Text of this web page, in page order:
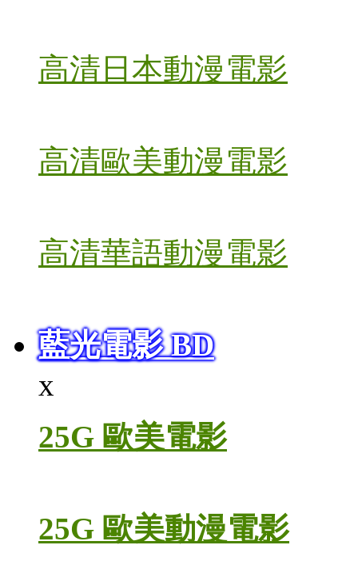
高清日本動漫電影
高清歐美動漫電影
高清華語動漫電影
藍光電影 BD
x
25G 歐美電影
25G 歐美動漫電影